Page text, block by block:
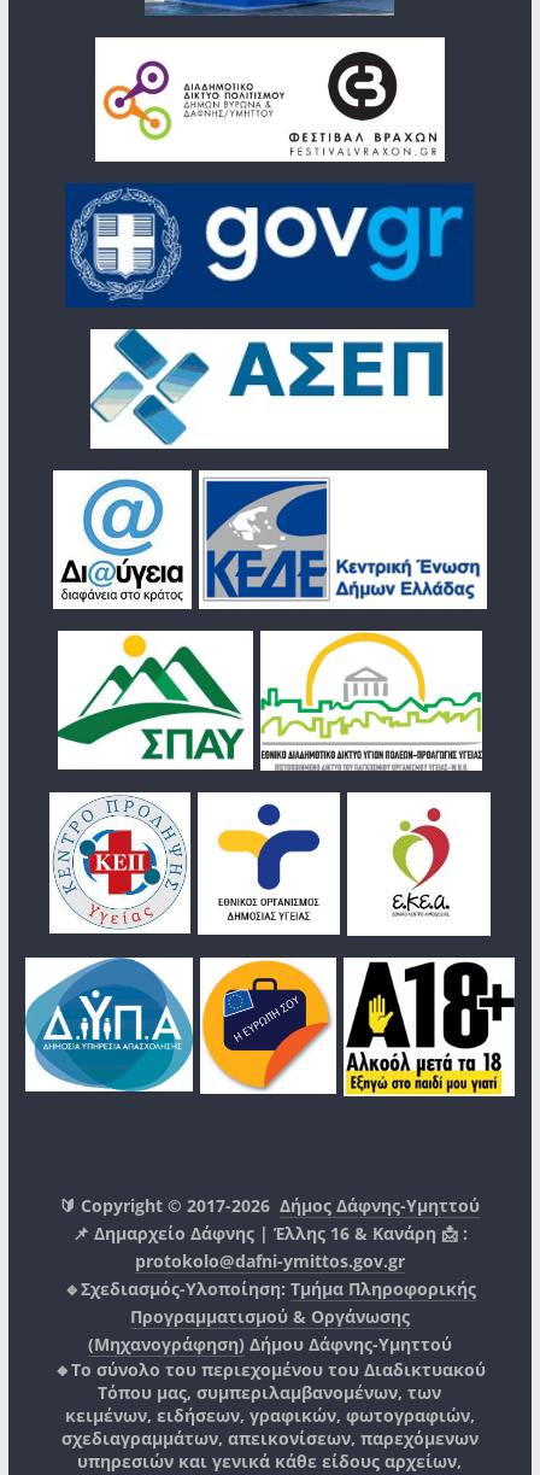
🔰 Copyright © 2017-2026Δήμος Δάφνης-Υμηττού
📌 Δημαρχείο Δάφνης | Έλλης 16 & Κανάρη 📩 :
protokolo@dafni-ymittos.gov.gr
🔹Σχεδιασμός-Υλοποίηση: Τμήμα Πληροφορικής
Προγραμματισμού & Οργάνωσης
(Μηχανογράφηση) Δήμου Δάφνης-Υμηττού
🔸Το σύνολο του περιεχομένου του Διαδικτυακού
Τόπου μας, συμπεριλαμβανομένων, των
κειμένων, ειδήσεων, γραφικών, φωτογραφιών,
σχεδιαγραμμάτων, απεικονίσεων, παρεχόμενων
υπηρεσιών και γενικά κάθε είδους αρχείων,